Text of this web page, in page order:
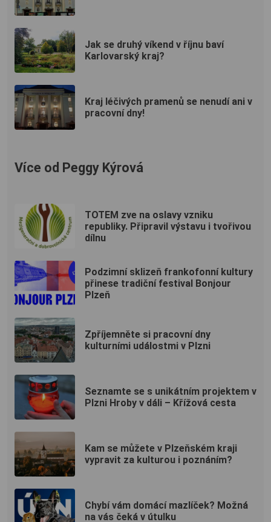
Jak se druhý víkend v říjnu baví
Karlovarský kraj?
Kraj léčivých pramenů se nenudí ani v
pracovní dny!
Více od Peggy Kýrová
TOTEM zve na oslavy vzniku
republiky. Připravil výstavu i tvořivou
dílnu
Podzimní sklizeň frankofonní kultury
přinese tradiční festival Bonjour
Plzeň
Zpříjemněte si pracovní dny
kulturními událostmi v Plzni
Seznamte se s unikátním projektem v
Plzni Hroby v dáli – Křížová cesta
Kam se můžete v Plzeňském kraji
vypravit za kulturou i poznáním?
Chybí vám domácí mazlíček? Možná
na vás čeká v útulku